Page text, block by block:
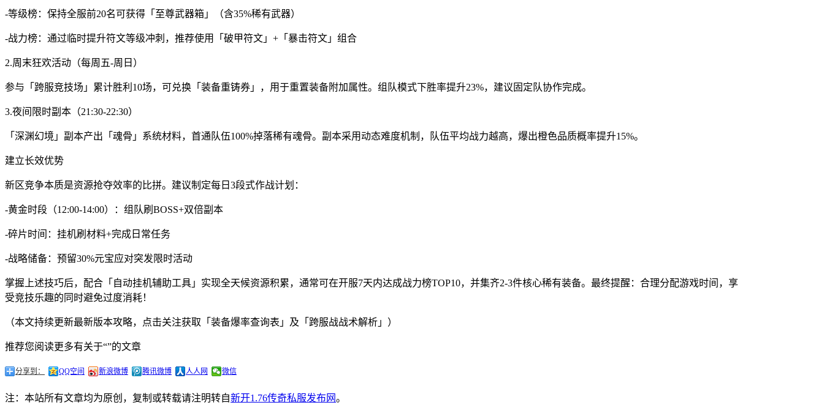
-等级榜：保持全服前20名可获得「至尊武器箱」（含35%稀有武器）
-战力榜：通过临时提升符文等级冲刺，推荐使用「破甲符文」+「暴击符文」组合
2.周末狂欢活动（每周五-周日）
参与「跨服竞技场」累计胜利10场，可兑换「装备重铸券」，用于重置装备附加属性。组队模式下胜率提升23%，建议固定队协作完成。
3.夜间限时副本（21:30-22:30）
「深渊幻境」副本产出「魂骨」系统材料，首通队伍100%掉落稀有魂骨。副本采用动态难度机制，队伍平均战力越高，爆出橙色品质概率提升15%。
建立长效优势
新区竞争本质是资源抢夺效率的比拼。建议制定每日3段式作战计划：
-黄金时段（12:00-14:00）：组队刷BOSS+双倍副本
-碎片时间：挂机刷材料+完成日常任务
-战略储备：预留30%元宝应对突发限时活动
掌握上述技巧后，配合「自动挂机辅助工具」实现全天候资源积累，通常可在开服7天内达成战力榜TOP10，并集齐2-3件核心稀有装备。最终提醒：合理分配游戏时间，享
受竞技乐趣的同时避免过度消耗！
（本文持续更新最新版本攻略，点击关注获取「装备爆率查询表」及「跨服战战术解析」）
推荐您阅读更多有关于“”的文章
分享到： QQ空间 新浪微博 腾讯微博 人人网 微信
注：本站所有文章均为原创，复制或转载请注明转自新开1.76传奇私服发布网。